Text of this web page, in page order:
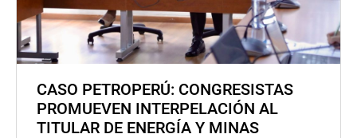
CASO PETROPERÚ: CONGRESISTAS
PROMUEVEN INTERPELACIÓN AL
TITULAR DE ENERGÍA Y MINAS